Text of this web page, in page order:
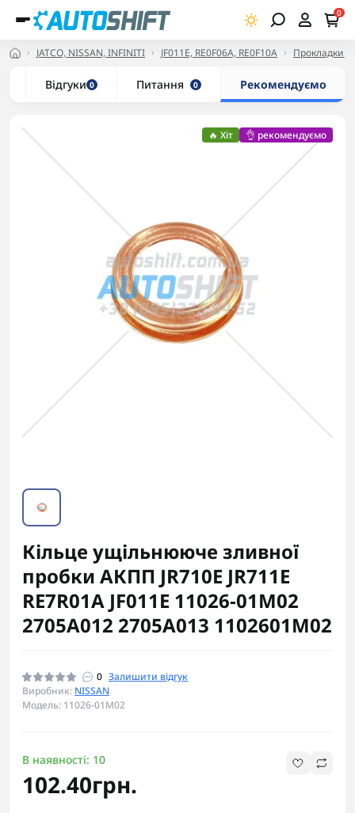
0
JATCO, NISSAN, INFINITI JF011E, RE0F06A, RE0F10A Прокладки
Відгуки 0 Питання 0 Рекомендуємо
🔥 Хіт 👌 рекомендуємо
Кільце ущільнююче зливної
пробки АКПП JR710E JR711E
RE7R01A JF011E 11026-01M02
2705A012 2705A013 1102601M02
0 Залишити відгук
Виробник: NISSAN
Модель: 11026-01M02
В наявності: 10
102.40грн.